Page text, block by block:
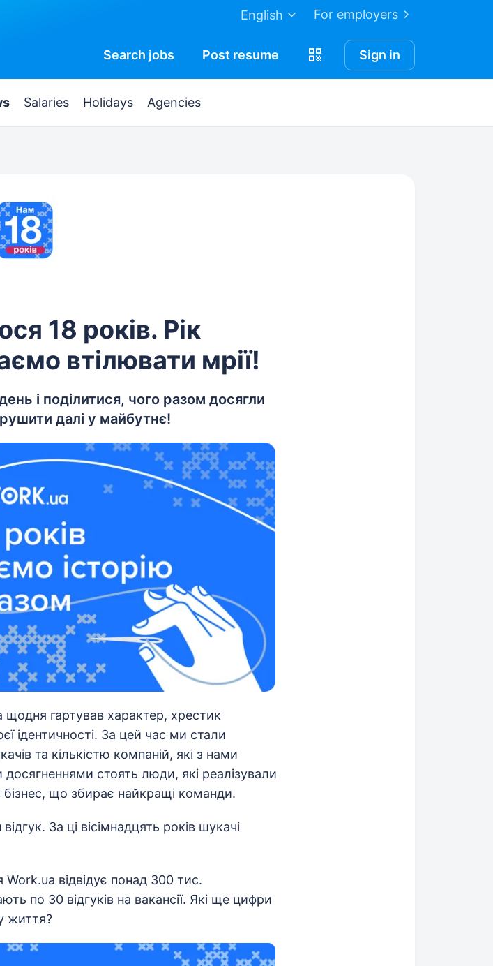
For employers
English
Search jobs Post resume Sign in
Salaries Holidays Agencies
18 років. Рік
втілювати мрії!
і поділитися, чого разом досягли
далі у майбутнє!
щодня гартував характер, хрестик
ідентичності. За цей час ми стали
та кількістю компаній, які з нами
стоять люди, які реалізували
що збирає найкращі команди.
За ці вісімнадцять років шукачі
відвідує понад 300 тис.
по 30 відгуків на вакансії. Які ще цифри
життя?